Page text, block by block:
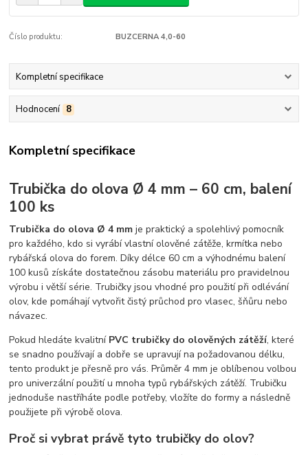
Číslo produktu: BUZCERNA 4,0-60
Kompletní specifikace
Hodnocení 8
Kompletní specifikace
Trubička do olova Ø 4 mm – 60 cm, balení
100 ks
Trubička do olova Ø 4 mm je praktický a spolehlivý pomocník
pro každého, kdo si vyrábí vlastní olověné zátěže, krmítka nebo
rybářská olova do forem. Díky délce 60 cm a výhodnému balení
100 kusů získáte dostatečnou zásobu materiálu pro pravidelnou
výrobu i větší série. Trubičky jsou vhodné pro použití při odlévání
olov, kde pomáhají vytvořit čistý průchod pro vlasec, šňůru nebo
návazec.
Pokud hledáte kvalitní PVC trubičky do olověných zátěží, které
se snadno používají a dobře se upravují na požadovanou délku,
tento produkt je přesně pro vás. Průměr 4 mm je oblíbenou volbou
pro univerzální použití u mnoha typů rybářských zátěží. Trubičku
jednoduše nastříháte podle potřeby, vložíte do formy a následně
použijete při výrobě olova.
Proč si vybrat právě tyto trubičky do olov?